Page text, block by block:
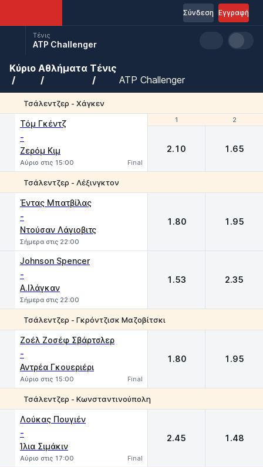
Εγγραφή
Σύνδεση
Τένις
ATP Challenger
Κύριο Αθλήματα Τένις
ATP Challenger
Τσάλεντζερ - Χάγκεν
1 2
Τόμ Γκέντζ
-
Ζερόμ Κιμ
Αύριο στις 15:00 Final
1 2
2.10 1.65
Τσάλεντζερ - Λέξινγκτον
Έντας Μπατβίλας
-
Ντούσαν Λάγιοβιτς
Σήμερα στις 22:00
1.80 1.95
Johnson Spencer
-
Α.Ιλάγκαν
Σήμερα στις 22:00
1.53 2.35
Τσάλεντζερ - Γκρόντζισκ Μαζοβίτσκι
Ζοέλ Ζοσέφ Σβάρτσλερ
-
Αντρέα Γκουεριέρι
Αύριο στις 15:00 Final
1.80 1.95
Τσάλεντζερ - Κωνσταντινούπολη
Λούκας Πουγιέν
-
Ίλια Σιμάκιν
Αύριο στις 17:00 Final
2.45 1.48